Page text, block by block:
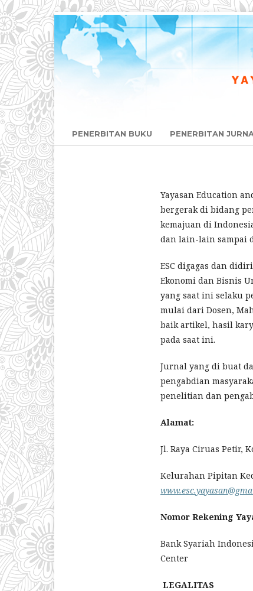
PENERBITAN BUKU PENERBITAN
Yayasan Education
bergerak di bidang
kemajuan di
dan lain-lain sampai
ESC digagas dan
Ekonomi dan Bisnis
yang saat ini selaku
mulai dari Dosen,
baik artikel, hasil
pada saat ini.
Jurnal yang di buat
pengabdian
penelitian dan
Alamat:
Jl. Raya Ciruas Petir,
Kelurahan Pipitan
www.esc.yayasan
Nomor Rekening
Bank Syariah
Center
LEGALITAS